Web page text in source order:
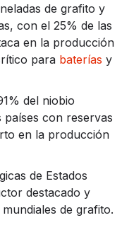
de grafito y
con el 25% de las
en la producción
para baterías y
del niobio
países con reservas
en la producción
de Estados
destacado y
de grafito.